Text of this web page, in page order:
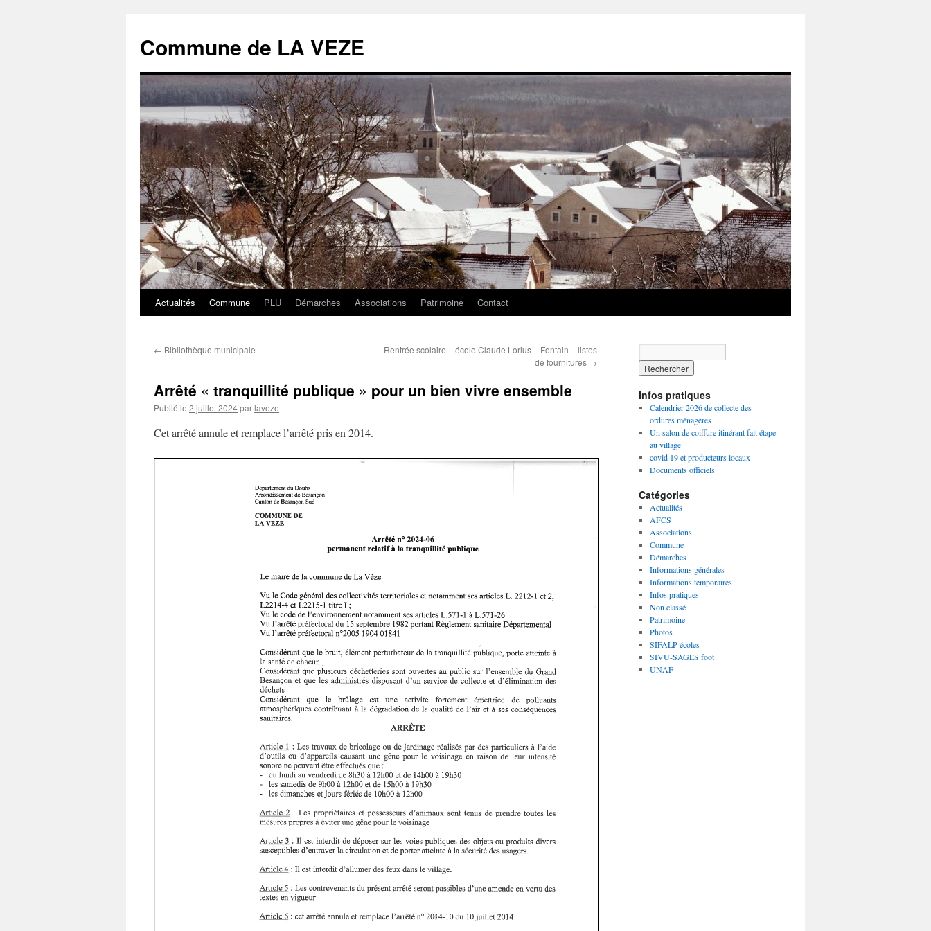
Commune de LA VEZE
Aller
contenu
Actualités Commune PLU Démarches Associations Patrimoine Contact
← Bibliothèque municipale
Rentrée scolaire – école Claude Lorius – Fontain – listes
de fournitures →
Arrêté « tranquillité publique » pour un bien vivre ensemble
Publié le 2 juillet 2024parlaveze
Cet arrêté annule et remplace l’arrêté pris en 2014.
Infos pratiques
Calendrier 2026 de collecte des
ordures ménagères
Un salon de coiffure itinérant fait étape
au village
covid 19 et producteurs locaux
Documents officiels
Catégories
Actualités
AFCS
Associations
Commune
Démarches
Informations générales
Informations temporaires
Infos pratiques
Non classé
Patrimoine
Photos
SIFALP écoles
SIVU-SAGES foot
UNAF